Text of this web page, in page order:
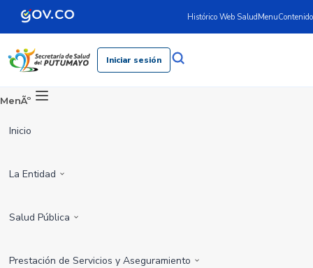
Histórico Web SaludMenuContenido
Iniciar sesión
MenÃº
Inicio
La Entidad
Salud Pública
Prestación de Servicios y Aseguramiento